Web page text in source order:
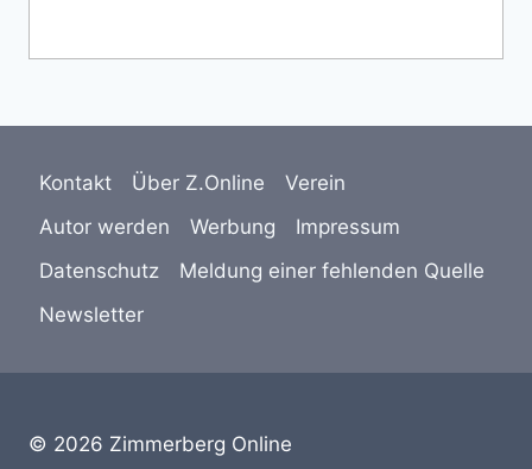
Kontakt Über Z.Online
Verein
Autor werden
Werbung
Impressum
Datenschutz
Meldung einer fehlenden Quelle
Newsletter
© 2026 Zimmerberg Online